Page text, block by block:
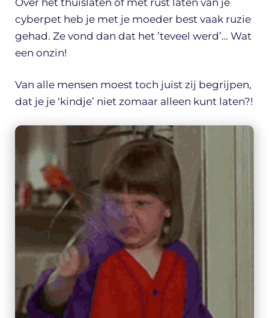
cyberpet heb je met je moeder best vaak ruzie
gehad. Ze vond dan dat het ’teveel werd’… Wat
een onzin!
Van alle mensen moest toch juist zij begrijpen,
dat je je ‘kindje’ niet zomaar alleen kunt laten?!